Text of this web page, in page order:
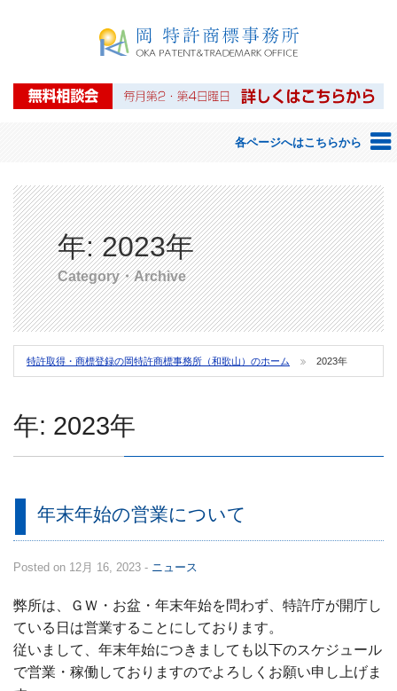
各ページへはこちらから
岡 特許商標事務所のご案内
弁理士等紹介
アクセス
特許・商標について
求人情報
年:2023年
Category・Archive
特許取得・商標登録の岡特許商標事務所（和歌山）のホーム 2023年
年: 2023年
年末年始の営業について
Posted on 12月 16, 2023 - ニュース
弊所は、ＧＷ・お盆・年末年始を問わず、特許庁が開庁し
ている日は営業することにしております。
従いまして、年末年始につきましても以下のスケジュール
で営業・稼働しておりますのでよろしくお願い申し上げま